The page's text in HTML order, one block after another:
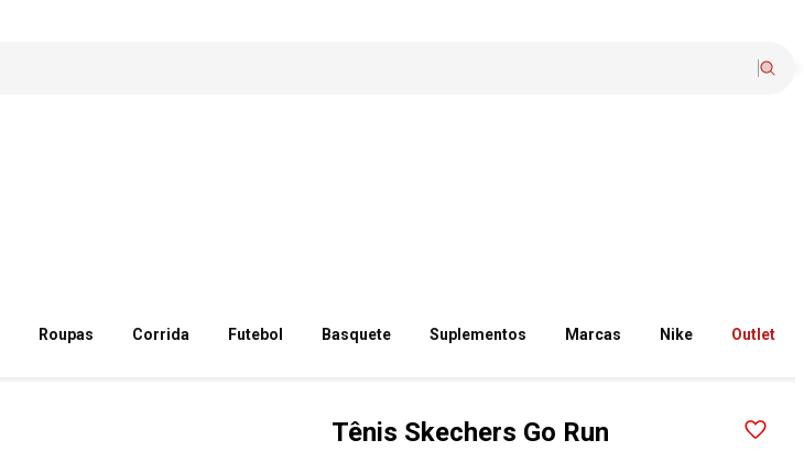
Roupas Corrida Futebol Basquete Suplementos Marcas Nike Outlet
Tênis Skechers Go Run